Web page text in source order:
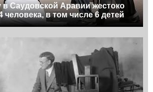
в Саудовской Аравии жестоко
человека, в том числе 6 детей